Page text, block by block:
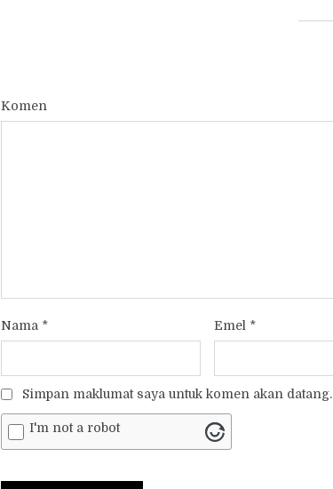
Komen
Nama * Emel *
Simpan maklumat saya untuk komen akan datang.
I'm not a robot